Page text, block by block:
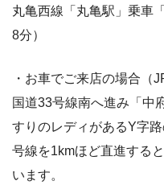
丸亀西線「丸亀駅」乗車
8分）
・お車でご来店の場合（
国道33号線南へ進み「中
すりのレディがあるY字
号線を1kmほど直進する
います。